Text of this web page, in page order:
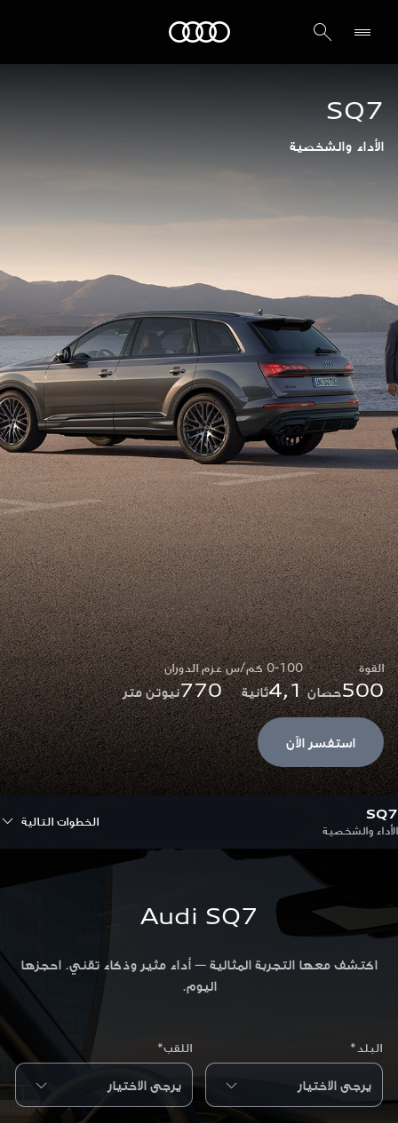
SQ7
الأداء والشخصية
القوة
500حصان
0-100 كم/س
4,1ثانية
عزم الدوران
770نيوتن متر
استفسر الآن
SQ7
الأداء والشخصية
الخطوات التالية
Audi SQ7
اكتشف معها التجربة المثالية — أداء مثير وذكاء تقني. احجزها
اليوم.
البلد* اللقب*